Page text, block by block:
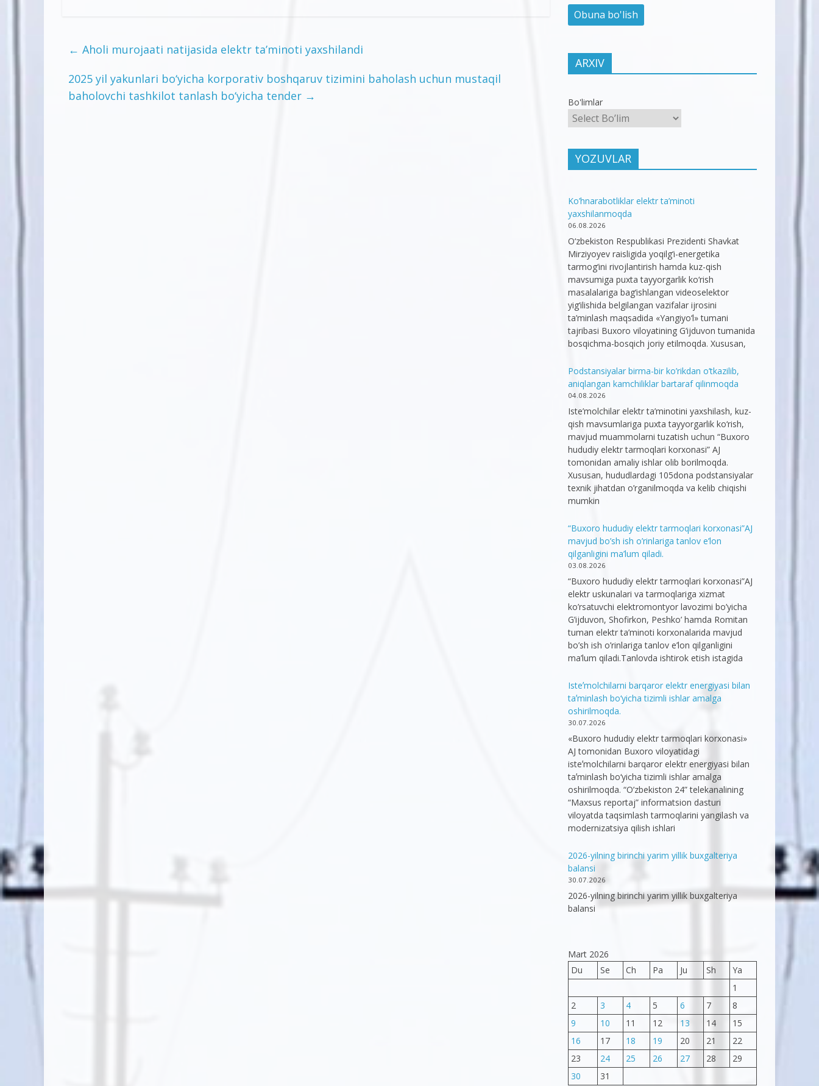
← Aholi murojaati natijasida elektr ta’minoti yaxshilandi
2025 yil yakunlari bo‘yicha korporativ boshqaruv tizimini baholash uchun mustaqil
baholovchi tashkilot tanlash bo‘yicha tender →
ARXIV
Bo'limlar
YOZUVLAR
Ko’hnarabotliklar elektr ta’minoti
yaxshilanmoqda
06.08.2026
O‘zbekiston Respublikasi Prezidenti Shavkat
Mirziyoyev raisligida yoqilg‘i-energetika
tarmog‘ini rivojlantirish hamda kuz-qish
mavsumiga puxta tayyorgarlik ko‘rish
masalalariga bag‘ishlangan videoselektor
yig‘ilishida belgilangan vazifalar ijrosini
ta’minlash maqsadida «Yangiyo‘l» tumani
tajribasi Buxoro viloyatining G‘ijduvon tumanida
bosqichma-bosqich joriy etilmoqda. Xususan,
Podstansiyalar birma-bir ko’rikdan o’tkazilib,
aniqlangan kamchiliklar bartaraf qilinmoqda
04.08.2026
Iste’molchilar elektr ta’minotini yaxshilash, kuz-
qish mavsumlariga puxta tayyorgarlik ko‘rish,
mavjud muammolarni tuzatish uchun “Buxoro
hududiy elektr tarmoqlari korxonasi” AJ
tomonidan amaliy ishlar olib borilmoqda.
Xususan, hududlardagi 105dona podstansiyalar
texnik jihatdan o’rganilmoqda va kelib chiqishi
mumkin
“Buxoro hududiy elektr tarmoqlari korxonasi”AJ
mavjud bo’sh ish o’rinlariga tanlov e’lon
qilganligini ma’lum qiladi.
03.08.2026
“Buxoro hududiy elektr tarmoqlari korxonasi”AJ
elektr uskunalari va tarmoqlariga xizmat
ko’rsatuvchi elektromontyor lavozimi bo’yicha
G’ijduvon, Shofirkon, Peshko’ hamda Romitan
tuman elektr ta’minoti korxonalarida mavjud
bo’sh ish o’rinlariga tanlov e’lon qilganligini
ma’lum qiladi.Tanlovda ishtirok etish istagida
Isteʼmolchilarni barqaror elektr energiyasi bilan
taʼminlash bo‘yicha tizimli ishlar amalga
oshirilmoqda.
30.07.2026
«Buxoro hududiy elektr tarmoqlari korxonasi»
AJ tomonidan Buxoro viloyatidagi
isteʼmolchilarni barqaror elektr energiyasi bilan
taʼminlash bo‘yicha tizimli ishlar amalga
oshirilmoqda. “O’zbekiston 24” telekanalining
“Maxsus reportaj” informatsion dasturi
viloyatda taqsimlash tarmoqlarini yangilash va
modernizatsiya qilish ishlari
2026-yilning birinchi yarim yillik buxgalteriya
balansi
30.07.2026
2026-yilning birinchi yarim yillik buxgalteriya
balansi
Mart 2026
Du
Se Ch Pa Ju Sh
Ya
1
2
3 4 5 6 7
8
9
10 11 12 13 14
15
16
17 18 19 20 21
22
23
24 25 26 27 28
29
30
31